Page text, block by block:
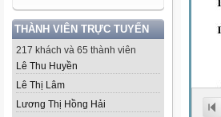
THÀNH VIÊN TRỰC TUYẾN
217 khách và 65 thành viên
Lê Thu Huyền
Lê Thị Lâm
Lương Thị Hồng Hải